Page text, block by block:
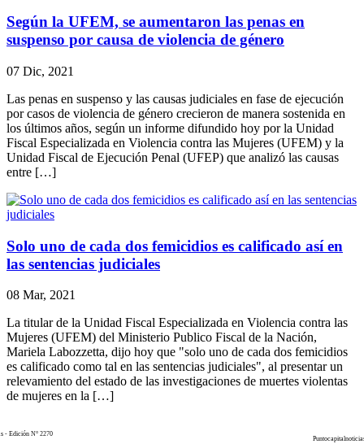
Según la UFEM, se aumentaron las penas en
suspenso por causa de violencia de género
07 Dic, 2021
Las penas en suspenso y las causas judiciales en fase de ejecución
por casos de violencia de género crecieron de manera sostenida en
los últimos años, según un informe difundido hoy por la Unidad
Fiscal Especializada en Violencia contra las Mujeres (UFEM) y la
Unidad Fiscal de Ejecución Penal (UFEP) que analizó las causas
entre […]
Solo uno de cada dos femicidios es calificado así en
las sentencias judiciales
08 Mar, 2021
La titular de la Unidad Fiscal Especializada en Violencia contra las
Mujeres (UFEM) del Ministerio Publico Fiscal de la Nación,
Mariela Labozzetta, dijo hoy que "solo uno de cada dos femicidios
es calificado como tal en las sentencias judiciales", al presentar un
relevamiento del estado de las investigaciones de muertes violentas
de mujeres en la […]
- Edición N° 2270